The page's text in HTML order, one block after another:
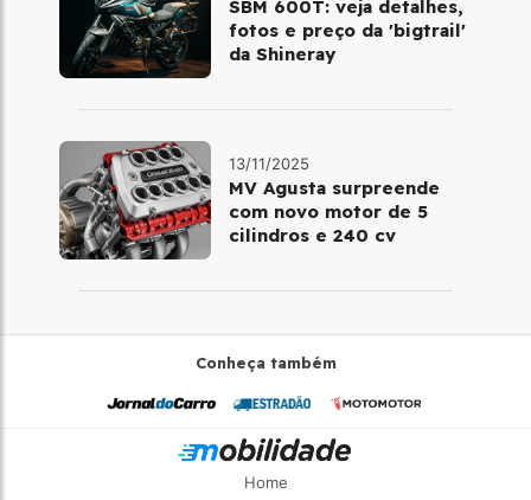
SBM 600T: veja detalhes,
fotos e preço da 'bigtrail'
da Shineray
13/11/2025
MV Agusta surpreende
com novo motor de 5
cilindros e 240 cv
Conheça também
Home